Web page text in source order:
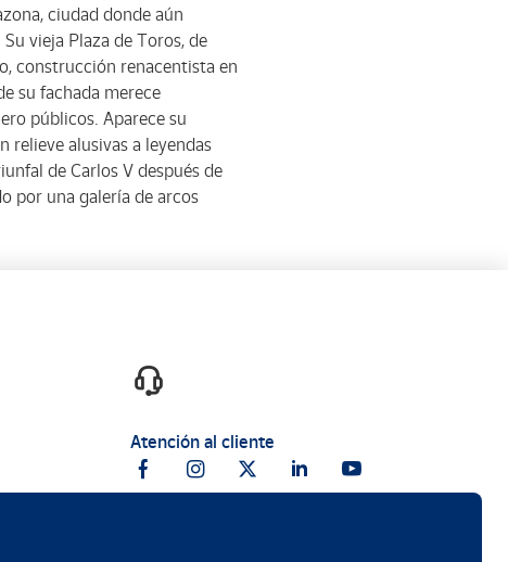
ciudad donde aún
vieja Plaza de Toros, de
construcción renacentista en
su fachada merece
públicos. Aparece su
relieve alusivas a leyendas
de Carlos V después de
por una galería de arcos
Atención al cliente